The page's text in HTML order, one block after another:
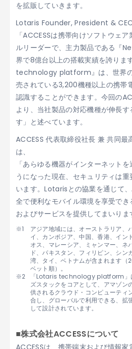
を拡販していきます。
Lotaris Founder, President &
「ACCESSは携帯向けソフトウェ
ルリーダーで、主力製品である『
界で8億台以上の搭載実績を誇りま
technology platform』は、世界
売されている3,200機種以上の携帯
認識することができます。今回の
より、当社製品の対応機種が伸長す
す」と述べています。
ACCESS 代表取締役社長 兼 共同最
は、
「あらゆる機器がインターネット
うになった現在、セキュリティは
います。Lotarisとの協業を通じて
全で便利なモバイル環境を享受で
およびサービスを提供してまいりま
アジア地域には、オーストラリア、
イ、カンボジア、中国、香港、イン
オス、マレーシア、ミャンマー、ネ
ド、パキスタン、フィリピン、シン
湾、タイ、ベトナムが含まれます
ベット順）。
「Lotaris technology platform」
ズスタックをコアとして、アマゾン
供されるクラウド・コンピューティ
合し、グローバルで利用できる、拡
して設計されています。
■株式会社ACCESSについて
ACCESSは、携帯端末および情報